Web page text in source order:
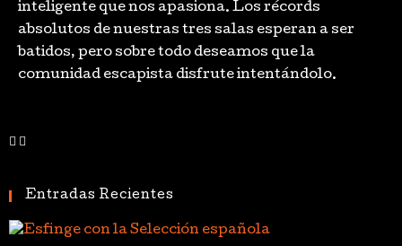
inteligente que nos apasiona. Los récords
absolutos de nuestras tres salas esperan a ser
batidos, pero sobre todo deseamos que la
comunidad escapista disfrute intentándolo.
Entradas Recientes